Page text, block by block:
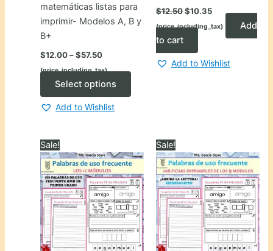
matemáticas listas para
imprimir- Modelos A, B y
B+
$12.00 – $57.50Price
$12.00
through
(price_including_tax)
Select options
product
variants.
The
options
may
be
chosen
on
the
Add to Wishlist
$12.50Original
price
was:
$10.35Current
is:
$10.35.
(price_including_tax)
Add
to cart
Add to Wishlist
Sale! Sale!